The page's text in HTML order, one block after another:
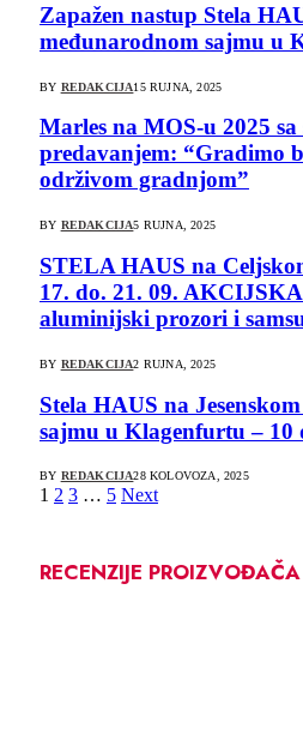
Zapažen nastup Stela
međunarodnom sajmu u
BY REDAKCIJA15 RUJNA, 2025
Marles na MOS-u 2025
predavanjem: “Gradimo
održivom gradnjom”
BY REDAKCIJA5 RUJNA, 2025
STELA HAUS na
17. do. 21. 09.
aluminijski prozori i
BY REDAKCIJA2 RUJNA, 2025
Stela HAUS na
sajmu u Klagenfurtu – 10
BY REDAKCIJA28 KOLOVOZA, 2025
1 2 3 … 5 Next
RECENZIJE